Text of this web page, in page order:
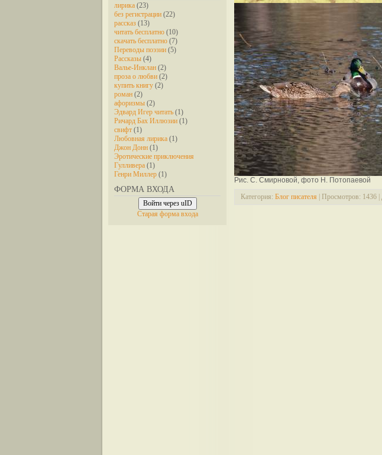
лирика (23)
без регистрации (22)
рассказ (13)
читать бесплатно (10)
скачать бесплатно (7)
Переводы поэзии (5)
Рассказы (4)
Валье-Инклан (2)
проза о любви (2)
купить книгу (2)
роман (2)
афоризмы (2)
Эдвард Игер читать (1)
Ричард Бах Иллюзии (1)
свифт (1)
Любовная лирика (1)
Джон Донн (1)
Эротические приключения
Гулливера (1)
Генри Миллер (1)
ФОРМА ВХОДА
Войти через uID
Старая форма входа
Рис. С. Смирновой, фото Н. Потопаевой
Категория: Блог писателя Просмотров: 1436